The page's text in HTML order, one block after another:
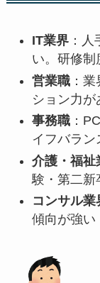
IT業界：人
い。研修制
営業職：業
ション力が
事務職：
イフバラ
介護・福祉
験・第二新
コンサル業
傾向が強い